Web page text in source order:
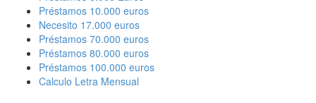
Préstamos 10.000 euros
Necesito 17.000 euros
Préstamos 70.000 euros
Préstamos 80.000 euros
Préstamos 100.000 euros
Calculo Letra Mensual